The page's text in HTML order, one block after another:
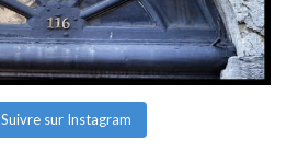
Suivre sur Instagram